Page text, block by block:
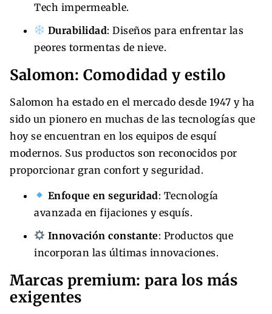
Tech impermeable.
Durabilidad: Diseños para enfrentar las
peores tormentas de nieve.
Salomon: Comodidad y estilo
Salomon ha estado en el mercado desde 1947 y ha
sido un pionero en muchas de las tecnologías que
hoy se encuentran en los equipos de esquí
modernos. Sus productos son reconocidos por
proporcionar gran confort y seguridad.
Enfoque en seguridad: Tecnología
avanzada en fijaciones y esquís.
Innovación constante: Productos que
incorporan las últimas innovaciones.
Marcas premium: para los más
exigentes